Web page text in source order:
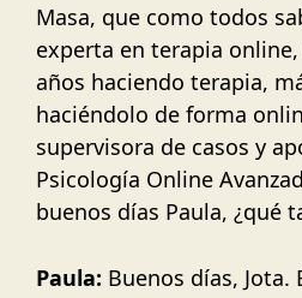
Masa, que como todos
experta en terapia
años haciendo terapia,
haciéndolo de forma
supervisora de casos y
Psicología Online
buenos días Paula, ¿qué
Paula: Buenos días, Jota.